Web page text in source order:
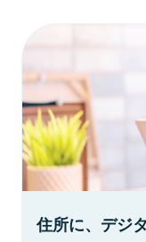
住所に、デジ